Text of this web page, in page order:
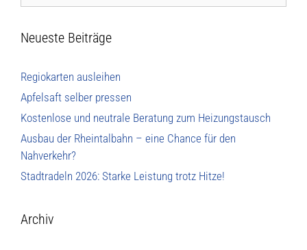
Neueste Beiträge
Regiokarten ausleihen
Apfelsaft selber pressen
Kostenlose und neutrale Beratung zum Heizungstausch
Ausbau der Rheintalbahn – eine Chance für den
Nahverkehr?
Stadtradeln 2026: Starke Leistung trotz Hitze!
Archiv